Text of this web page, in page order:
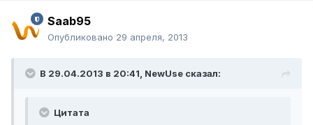
Saab95
Опубликовано 29 апреля, 2013
В 29.04.2013 в 20:41, NewUse сказал:
Цитата